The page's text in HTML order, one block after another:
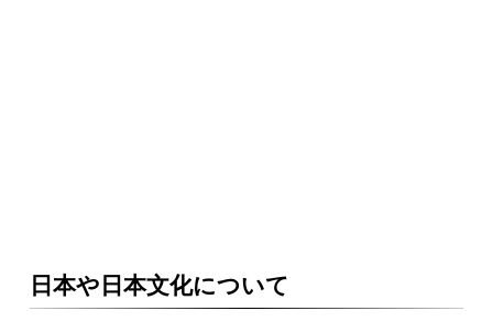
日本や日本文化について